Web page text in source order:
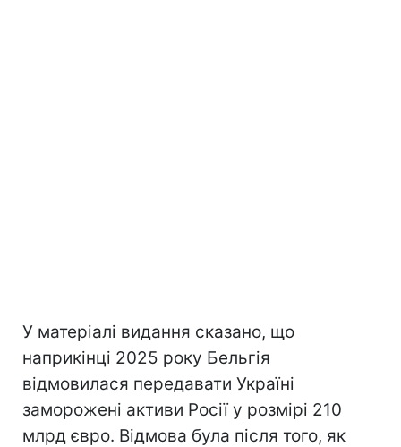
У матеріалі видання сказано, що
наприкінці 2025 року Бельгія
відмовилася передавати Україні
заморожені активи Росії у розмірі 210
млрд євро. Відмова була після того, як